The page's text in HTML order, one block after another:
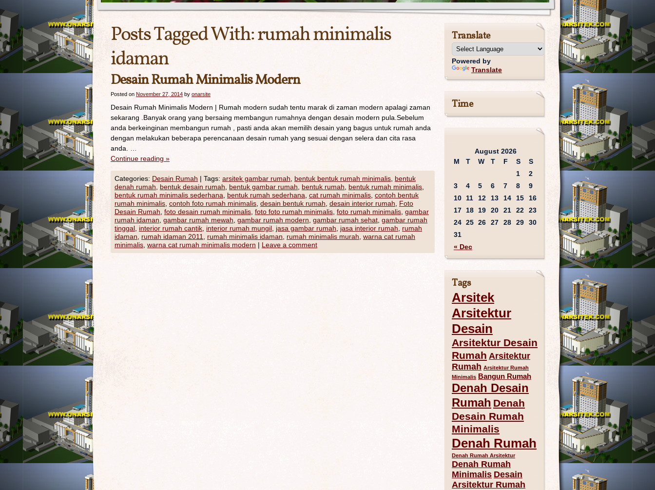
Posts Tagged With:rumah minimalis
idaman
Desain Rumah Minimalis Modern
Posted on November 27, 2014 by onarsite
Desain Rumah Minimalis Modern | Rumah modern sudah tentu marak di zaman modern apalagi zaman
sekarang .Banyak orang yang bersaing membangun rumahnya dengan desain modern pula.Sebelum
anda berkeinginan membangun rumah , pasti anda akan memilih desain yang bagus untuk rumah anda
dengan melakukan beberapa perencanaan desain rumah yang sesuai dengan selera dan cita rasa
anda. …
Continue reading »
Categories: Desain Rumah | Tags: arsitek gambar rumah bentuk bentuk rumah minimalis bentuk
denah rumah
bentuk desain rumah bentuk gambar rumah bentuk rumah bentuk rumah minimalis
bentuk rumah minimalis sederhana
bentuk rumah sederhana cat rumah minimalis contoh bentuk
rumah minimalis contoh foto rumah minimalis desain bentuk rumah desain interior rumah
Foto
Desain Rumah foto desain rumah minimalis foto foto rumah minimalis foto rumah minimalis gambar
rumah idaman gambar rumah mewah gambar rumah modern gambar rumah sehat gambar rumah
tinggal interior rumah cantik interior rumah mungil jasa gambar rumah jasa interior rumah
rumah
idaman
rumah idaman 2011 rumah minimalis idaman rumah minimalis murah warna cat rumah
minimalis warna cat rumah minimalis modern | Leave a comment
Translate
Powered by
Translate
Time
August 2026
M
T W T F S S
« Dec
1
2
3
4 5 6 7 8
9
10
11 12 13 14 15
16
17
18 19 20 21 22
23
24 25 26 27 28 29
30
31
Tags
Arsitek
Arsitektur
Desain
Arsitektur Desain
Rumah Arsitektur
Rumah Arsitektur Rumah
Minimalis Bangun Rumah
Denah Desain
Rumah Denah
Desain Rumah
Minimalis
Denah Rumah
Denah Rumah Arsitektur
Denah Rumah
Minimalis Desain
Arsitektur Rumah